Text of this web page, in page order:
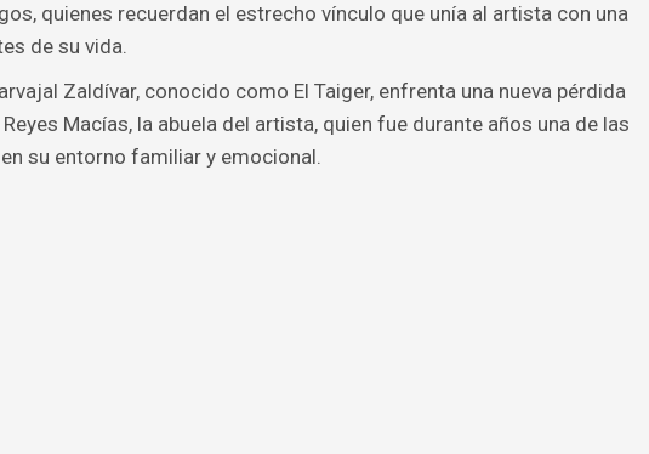
quienes recuerdan el estrecho vínculo que unía al artista con una
de su vida.
Zaldívar, conocido como El Taiger, enfrenta una nueva pérdida
Macías, la abuela del artista, quien fue durante años una de las
su entorno familiar y emocional.